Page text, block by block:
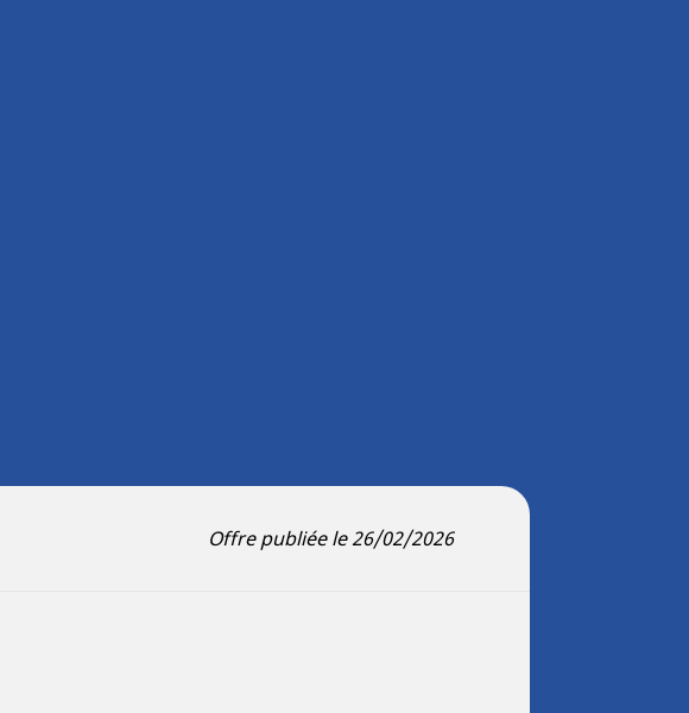
Offre publiée le 26/02/2026